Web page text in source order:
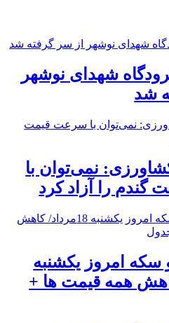
شهدای نوشهر
شد
نمی‌توان با
را آزاد کرد
سکه امروز یکشنبه
کاهش همه قیمت ها +